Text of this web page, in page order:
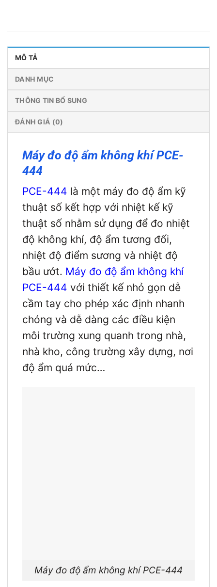
MÔ TẢ
DANH MỤC
THÔNG TIN BỔ SUNG
ĐÁNH GIÁ (0)
Máy đo độ ẩm không khí PCE-
444
PCE-444 là một máy đo độ ẩm kỹ
thuật số kết hợp với nhiệt kế kỹ
thuật số nhằm sử dụng để đo nhiệt
độ không khí, độ ẩm tương đối,
nhiệt độ điểm sương và nhiệt độ
bầu ướt. Máy đo độ ẩm không khí
PCE-444 với thiết kế nhỏ gọn dễ
cầm tay cho phép xác định nhanh
chóng và dễ dàng các điều kiện
môi trường xung quanh trong nhà,
nhà kho, công trường xây dựng, nơi
độ ẩm quá mức…
Máy đo độ ẩm không khí PCE-444